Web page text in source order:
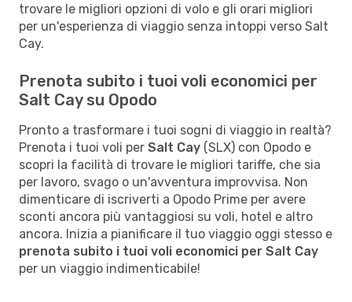
trovare le migliori opzioni di volo e gli orari migliori
per un'esperienza di viaggio senza intoppi verso Salt
Cay.
Prenota subito i tuoi voli economici per
Salt Cay su Opodo
Pronto a trasformare i tuoi sogni di viaggio in realtà?
Prenota i tuoi voli per Salt Cay (SLX) con Opodo e
scopri la facilità di trovare le migliori tariffe, che sia
per lavoro, svago o un'avventura improvvisa. Non
dimenticare di iscriverti a Opodo Prime per avere
sconti ancora più vantaggiosi su voli, hotel e altro
ancora. Inizia a pianificare il tuo viaggio oggi stesso e
prenota subito i tuoi voli economici per Salt Cay
per un viaggio indimenticabile!